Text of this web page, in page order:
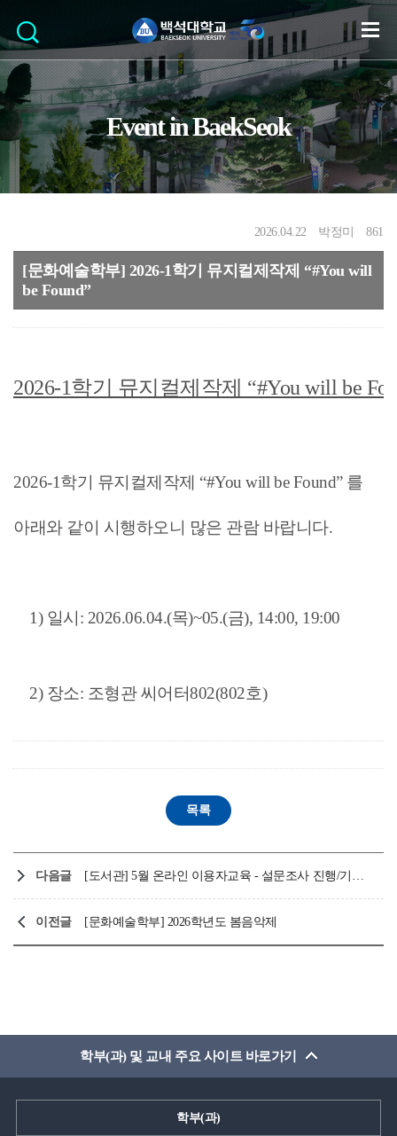
Event in BaekSeok
2026.04.22 박정미 861
[문화예술학부] 2026-1학기 뮤지컬제작제 “#You will
be Found”
2026-1학기 뮤지컬제작제 “#You will be
2026-1학기 뮤지컬제작제 “#You will be Found” 를
아래와 같이 시행하오니 많은 관람 바랍니다.
1) 일시: 2026.06.04.(목)~05.(금), 14:00, 19:00
2) 장소: 조형관 씨어터802(802호)
다음글
이전글 [문화예술학부] 2026학년도 봄음악제
학부(과) 및 교내 주요 사이트 바로가기
학부(과)